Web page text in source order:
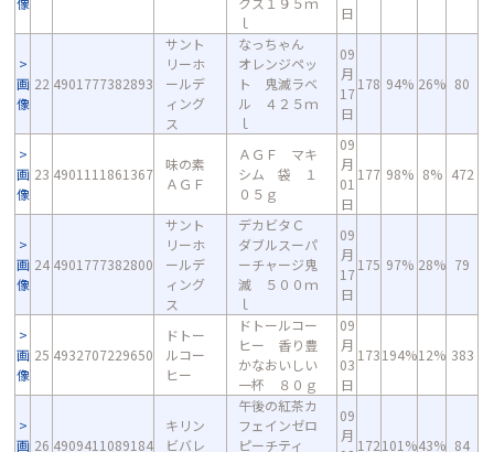
ｌ
日
画
像
22 4901777382893
サント
リーホ
ールデ
ィング
ス
なっちゃん
オレンジペッ
ト 鬼滅ラベ
ル ４２５ｍ
ｌ
09
月
17
日
178 94% 26% 80
画
像
23 4901111861367
味の素
ＡＧＦ
ＡＧＦ マキ
シム 袋 １
０５ｇ
09
月
01
日
177 98% 8% 472
画
像
24 4901777382800
サント
リーホ
ールデ
ィング
ス
デカビタＣ
ダブルスーパ
ーチャージ鬼
滅 ５００ｍ
ｌ
09
月
17
日
175 97% 28% 79
画
像
25 4932707229650
ドトー
ルコー
ヒー
ドトールコー
ヒー 香り豊
かなおいしい
一杯 ８０ｇ
09
月
03
日
173194%12% 383
画 26 4909411089184
キリン
ビバレ
午後の紅茶カ
フェインゼロ
ピーチティ
09
月
172101%43% 84